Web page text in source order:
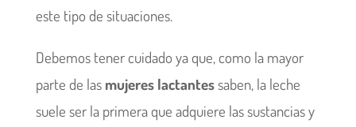
este tipo de situaciones.
Debemos tener cuidado ya que, como la mayor
parte de las mujeres lactantessaben, la leche
suele ser la primera que adquiere las sustancias y